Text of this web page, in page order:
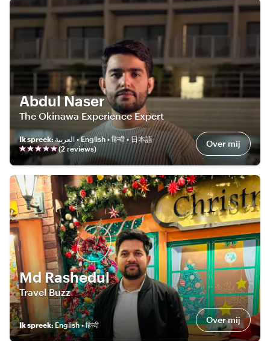
Abdul Naser
The Okinawa Experience Expert
Ik spreek:
العربية • English • हिन्दी • 日本語
(2 reviews) Over mij
Md Rashedul
Travel Buzz
Ik spreek:English • हिन्दी Over mij